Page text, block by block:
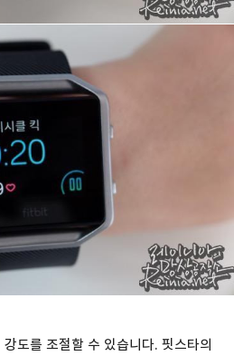
도를 조절할 수 있습니다. 핏스타의